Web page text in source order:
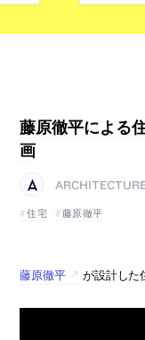
藤原徹平による
画
住宅
藤原徹平
藤原徹平 が設計した